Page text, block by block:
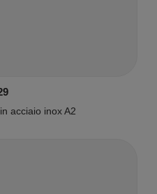
acciaio inox A2